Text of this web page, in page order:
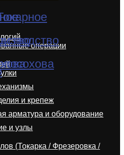
операции
и крепеж
арматура и оборудование
и узлы
(Токарка / Фрезеровка /